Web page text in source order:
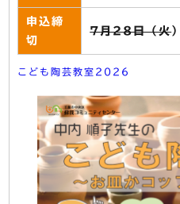
申込締
切
7月28日（火）
こども陶芸教室2026